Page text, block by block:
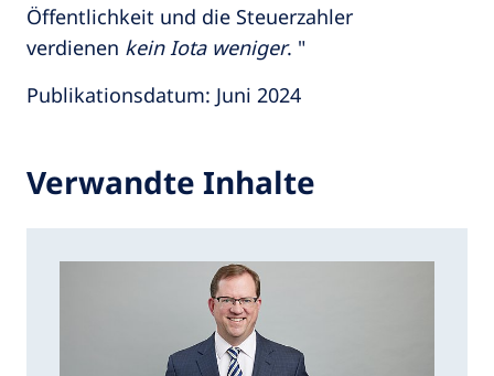
Öffentlichkeit und die Steuerzahler
verdienen kein Iota weniger. "
Publikationsdatum: Juni 2024
Verwandte Inhalte